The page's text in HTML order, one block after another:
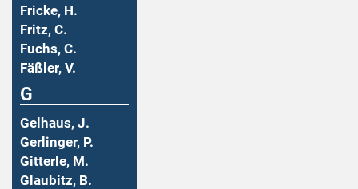
Fricke, H.
Fritz, C.
Fuchs, C.
Fäßler, V.
G
Gelhaus, J.
Gerlinger, P.
Gitterle, M.
Glaubitz, B.